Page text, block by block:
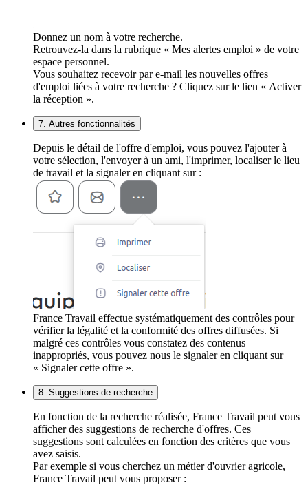
Donnez un nom à votre recherche.
Retrouvez-la dans la rubrique « Mes alertes emploi » de votre
espace personnel.
Vous souhaitez recevoir par e-mail les nouvelles offres
d'emploi liées à votre recherche ? Cliquez sur le lien « Activer
la réception ».
7. Autres fonctionnalités
Depuis le détail de l'offre d'emploi, vous pouvez l'ajouter à
votre sélection, l'envoyer à un ami, l'imprimer, localiser le lieu
de travail et la signaler en cliquant sur :
France Travail effectue systématiquement des contrôles pour
vérifier la légalité et la conformité des offres diffusées. Si
malgré ces contrôles vous constatez des contenus
inappropriés, vous pouvez nous le signaler en cliquant sur
« Signaler cette offre ».
8. Suggestions de recherche
En fonction de la recherche réalisée, France Travail peut vous
afficher des suggestions de recherche d'offres. Ces
suggestions sont calculées en fonction des critères que vous
avez saisis.
Par exemple si vous cherchez un métier d'ouvrier agricole,
France Travail peut vous proposer :